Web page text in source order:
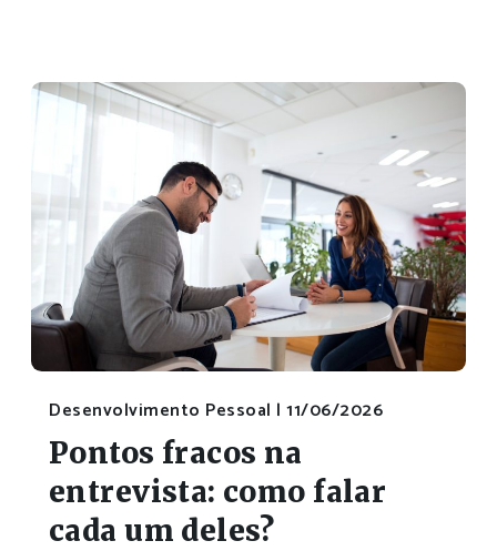
Desenvolvimento Pessoal | 11/06/2026
Pontos fracos na
entrevista: como falar
cada um deles?